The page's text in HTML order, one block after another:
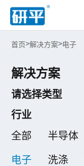
首页>解决方案>电子
解决方案
请选择类型
行业
全部
半导体
电子 洗涤